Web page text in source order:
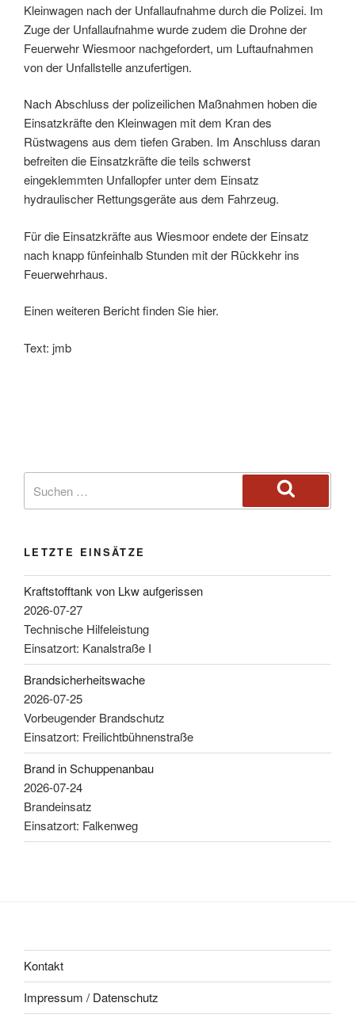
Kleinwagen nach der Unfallaufnahme durch die Polizei. Im
Zuge der Unfallaufnahme wurde zudem die Drohne der
Feuerwehr Wiesmoor nachgefordert, um Luftaufnahmen
von der Unfallstelle anzufertigen.
Nach Abschluss der polizeilichen Maßnahmen hoben die
Einsatzkräfte den Kleinwagen mit dem Kran des
Rüstwagens aus dem tiefen Graben. Im Anschluss daran
befreiten die Einsatzkräfte die teils schwerst
eingeklemmten Unfallopfer unter dem Einsatz
hydraulischer Rettungsgeräte aus dem Fahrzeug.
Für die Einsatzkräfte aus Wiesmoor endete der Einsatz
nach knapp fünfeinhalb Stunden mit der Rückkehr ins
Feuerwehrhaus.
Einen weiteren Bericht finden Sie hier.
Text: jmb
LETZTE EINSÄTZE
Kraftstofftank von Lkw aufgerissen
2026-07-27
Technische Hilfeleistung
Einsatzort: Kanalstraße I
Brandsicherheitswache
2026-07-25
Vorbeugender Brandschutz
Einsatzort: Freilichtbühnenstraße
Brand in Schuppenanbau
2026-07-24
Brandeinsatz
Einsatzort: Falkenweg
Kontakt
Impressum / Datenschutz